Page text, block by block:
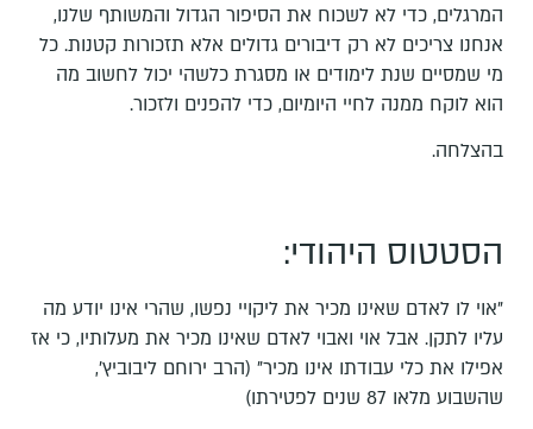
המרגלים, כדי לא לשכוח את הסיפור הגדול והמשותף שלנו,
אנחנו צריכים לא רק דיבורים גדולים אלא תזכורות קטנות. כל
מי שמסיים שנת לימודים או מסגרת כלשהי יכול לחשוב מה
הוא לוקח ממנה לחיי היומיום, כדי להפנים ולזכור.
בהצלחה.
הסטטוס היהודי:
"אוי לו לאדם שאינו מכיר את ליקויי נפשו, שהרי אינו יודע מה
עליו לתקן. אבל אוי ואבוי לאדם שאינו מכיר את מעלותיו, כי אז
אפילו את כלי עבודתו אינו מכיר" (הרב ירוחם ליבוביץ',
שהשבוע מלאו 87 שנים לפטירתו)